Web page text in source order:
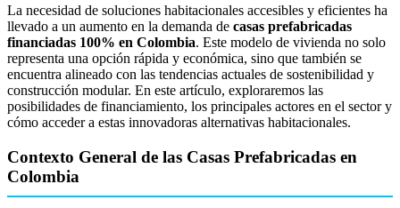
La necesidad de soluciones habitacionales accesibles y eficientes ha
llevado a un aumento en la demanda de casas prefabricadas
financiadas 100% en Colombia. Este modelo de vivienda no solo
representa una opción rápida y económica, sino que también se
encuentra alineado con las tendencias actuales de sostenibilidad y
construcción modular. En este artículo, exploraremos las
posibilidades de financiamiento, los principales actores en el sector y
cómo acceder a estas innovadoras alternativas habitacionales.
Contexto General de las Casas Prefabricadas en
Colombia